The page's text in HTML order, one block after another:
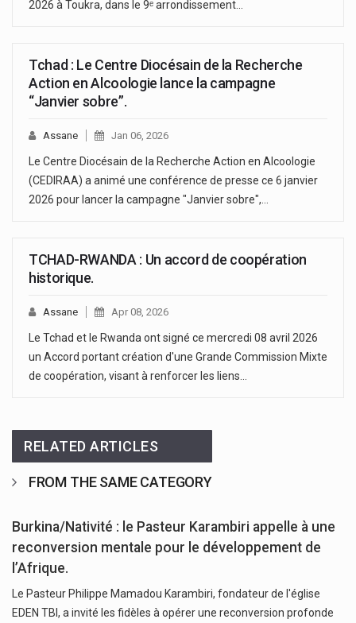
2026 à Toukra, dans le 9ᵉ arrondissement…
Tchad : Le Centre Diocésain de la Recherche
Action en Alcoologie lance la campagne
“Janvier sobre”.
Assane Jan 06, 2026
Le Centre Diocésain de la Recherche Action en Alcoologie
(CEDIRAA) a animé une conférence de presse ce 6 janvier
2026 pour lancer la campagne "Janvier sobre",…
TCHAD-RWANDA : Un accord de coopération
historique.
Assane Apr 08, 2026
Le Tchad et le Rwanda ont signé ce mercredi 08 avril 2026
un Accord portant création d'une Grande Commission Mixte
de coopération, visant à renforcer les liens…
RELATED ARTICLES
FROM THE SAME CATEGORY
Burkina/Nativité : le Pasteur Karambiri appelle à une
reconversion mentale pour le développement de
l’Afrique.
Le Pasteur Philippe Mamadou Karambiri, fondateur de l'église
EDEN TBI, a invité les fidèles à opérer une reconversion profonde